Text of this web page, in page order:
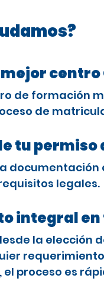
centro
de formación
de
tu
legales.
integral
la elección
el proceso es